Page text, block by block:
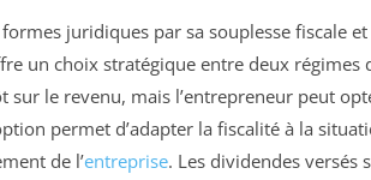
formes juridiques par sa souplesse fiscale
un choix stratégique entre deux régimes
sur le revenu, mais l’entrepreneur peut
permet d’adapter la fiscalité à la
de l’entreprise. Les dividendes versés